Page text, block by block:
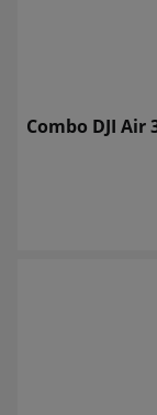
Combo DJI Air